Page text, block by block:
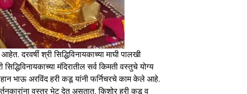
दरवर्षी श्री सिद्धिविनायकाच्या माघी पालखी
मंदिरातील सर्व किमती वस्तुचे योग्य
भाऊ अरविंद हरी कडू यांनी फर्निचरचे काम केले आहे.
वस्त्र भेट देत असतात. किशोर हरी कडू व